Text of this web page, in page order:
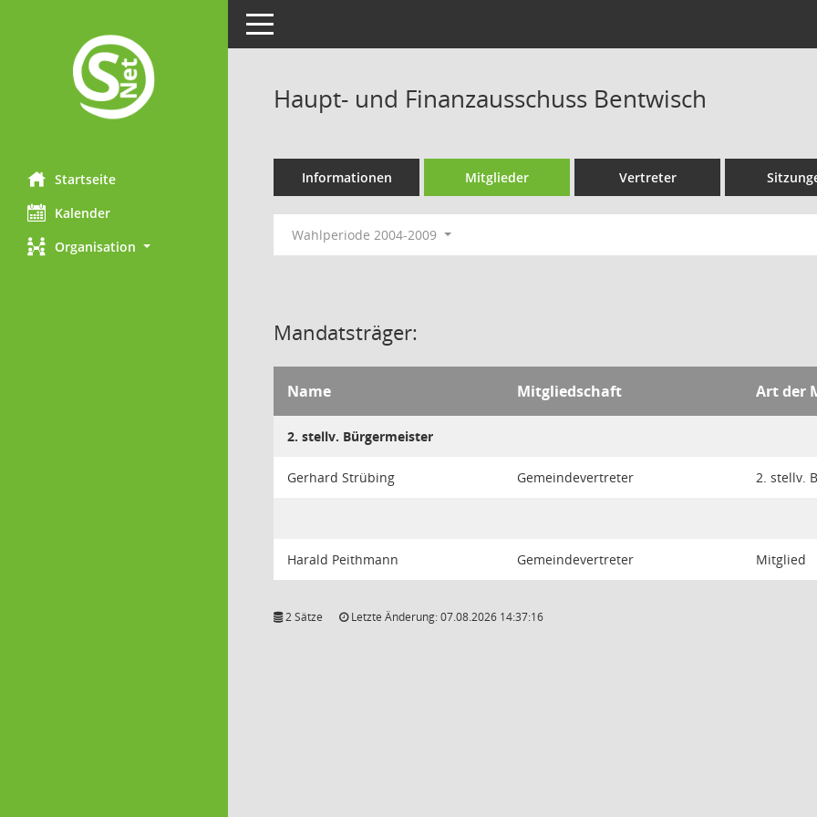
Startseite
Kalender
Organisation
Toggle navigation
Haupt- und Finanzausschuss Bentwisch
Informationen Mitglieder Vertreter
Wahlperiode 2004-2009
Mandatsträger:
Name Mitgliedschaft Art der
2. stellv. Bürgermeister
Gerhard Strübing Gemeindevertreter 2. stellv.
Harald Peithmann Gemeindevertreter Mitglied
2 Sätze Letzte Änderung: 07.08.2026 14:37:16